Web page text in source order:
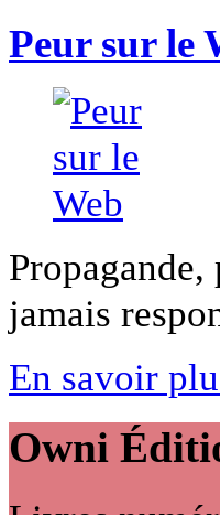
Peur sur le
jamais
En savoir
Owni